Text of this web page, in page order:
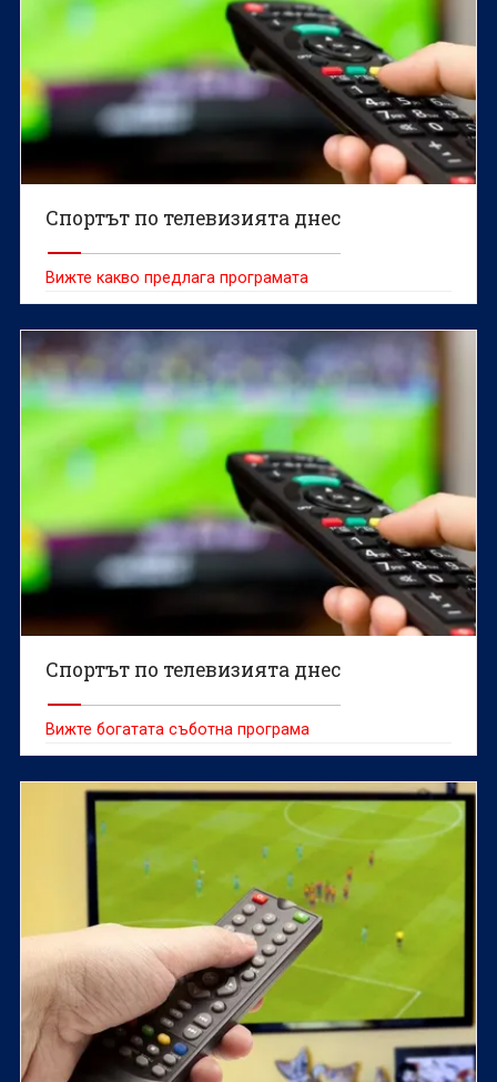
Спортът по телевизията днес
Вижте какво предлага програмата
Спортът по телевизията днес
Вижте богатата съботна програма